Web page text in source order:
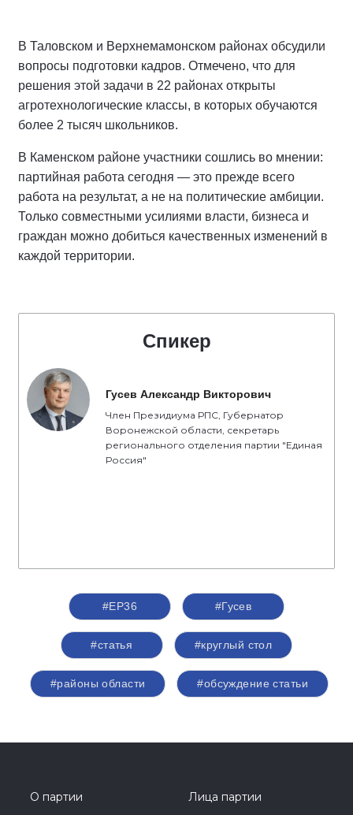
В Таловском и Верхнемамонском районах обсудили
вопросы подготовки кадров. Отмечено, что для
решения этой задачи в 22 районах открыты
агротехнологические классы, в которых обучаются
более 2 тысяч школьников.
В Каменском районе участники сошлись во мнении:
партийная работа сегодня — это прежде всего
работа на результат, а не на политические амбиции.
Только совместными усилиями власти, бизнеса и
граждан можно добиться качественных изменений в
каждой территории.
Спикер
Гусев Александр Викторович
Член Президиума РПС, Губернатор
Воронежской области, секретарь
регионального отделения партии "Единая
Россия"
#ЕР36 #Гусев
#статья #круглый стол
#районы области #обсуждение статьи
О партии
Лица партии